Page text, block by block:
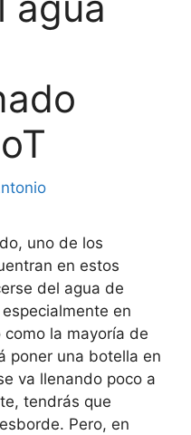
uno de los
en estos
del agua de
en
la mayoría de
poner una botella en
va llenando poco a
tendrás que
Pero, en